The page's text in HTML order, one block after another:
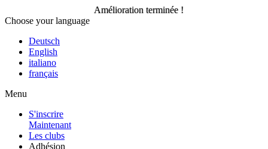
Choose your language
Deutsch
English
italiano
français
Menu
S'inscrire
Maintenant
Les clubs
Adhésion
Amélioration terminée !